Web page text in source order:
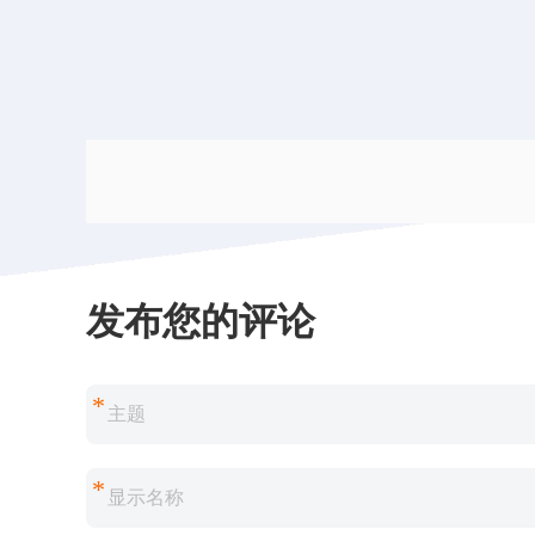
发布您的评论
*
*